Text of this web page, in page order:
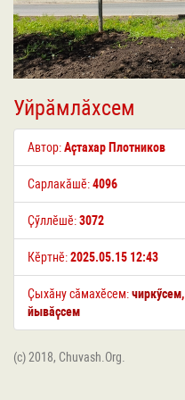
Уйрӑмлӑхсем
Автор:Аҫтахар Плотников
Сарлакӑшӗ:4096
Ҫӳллӗшӗ:3072
Кӗртнӗ:2025.05.15 12:43
Ҫыхӑну сӑмахӗсем:чиркӳсем,
йывӑҫсем
(c) 2018, Chuvash.Org.